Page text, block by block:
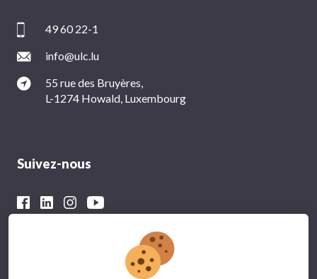
49 60 22-1
info@ulc.lu
55 rue des Bruyères,
L-1274 Howald, Luxembourg
Suivez-nous
Avec le soutien financier du